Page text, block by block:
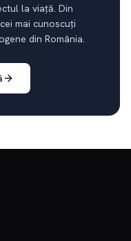
la viață. Din
mai cunoscuți
din România.